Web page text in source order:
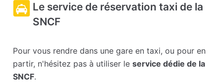
Le service de réservation taxi de la
SNCF
Pour vous rendre dans une gare en taxi, ou pour en
partir, n'hésitez pas à utiliser leservice dédie de la
SNCF.